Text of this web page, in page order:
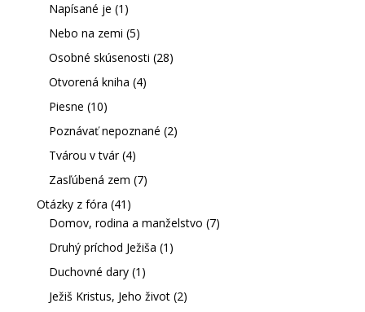
Napísané je (1)
Nebo na zemi (5)
Osobné skúsenosti (28)
Otvorená kniha (4)
Piesne (10)
Poznávať nepoznané (2)
Tvárou v tvár(4)
Zasľúbená zem (7)
Otázky z fóra (41)
Domov, rodina a manželstvo (7)
Druhý príchod Ježiša (1)
Duchovné dary(1)
Ježiš Kristus, Jeho život(2)